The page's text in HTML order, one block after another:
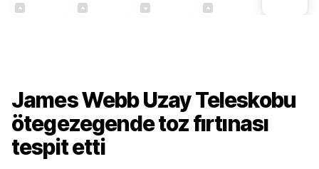
James Webb Uzay Teleskobu
ötegezegende toz fırtınası
tespit etti